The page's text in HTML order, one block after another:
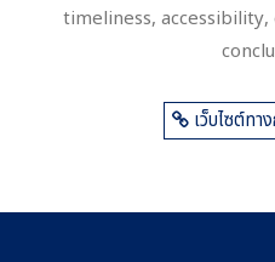
timeliness,
เว็บไซต์ทา